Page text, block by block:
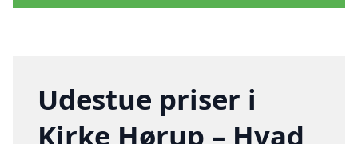
Udestue priser i
Kirke Hørup – Hvad